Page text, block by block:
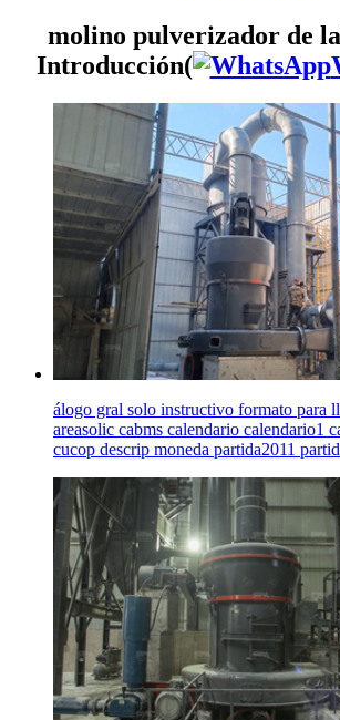
molino pulverizador de
Introducción(
álogo gral solo instructivo formato para
areasolic cabms calendario calendario1
cucop descrip moneda partida2011